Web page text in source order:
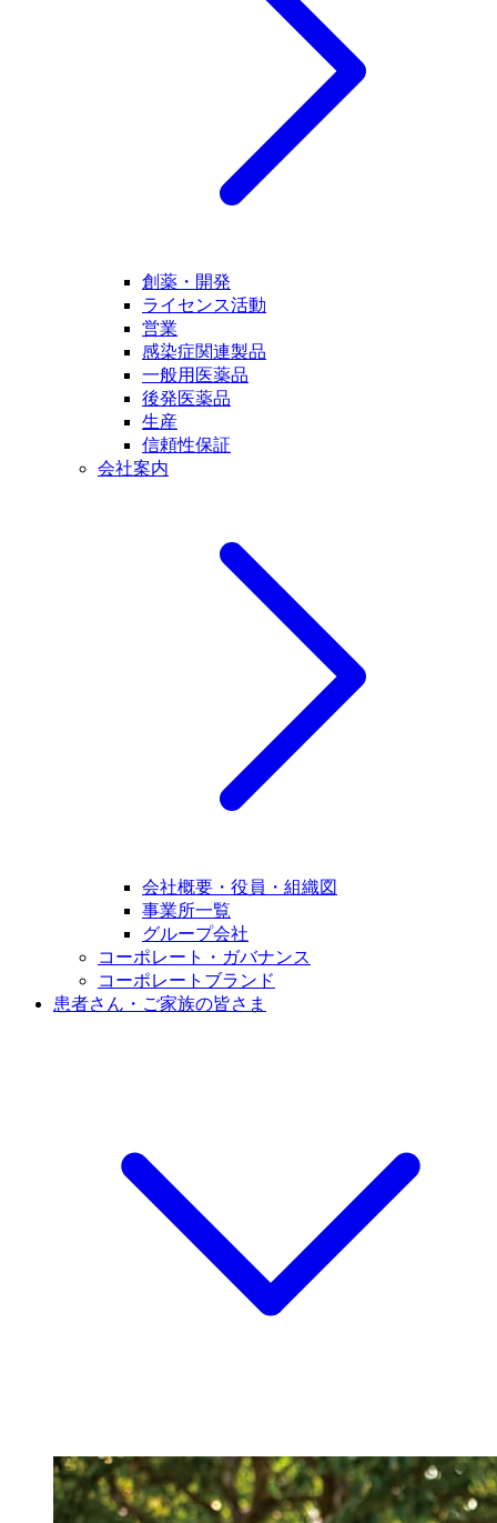
創薬・開発
ライセンス活動
営業
感染症関連製品
一般用医薬品
後発医薬品
生産
信頼性保証
会社案内
会社概要・役員・組織図
事業所一覧
グループ会社
コーポレート・ガバナンス
コーポレートブランド
患者さん・ご家族の皆さま